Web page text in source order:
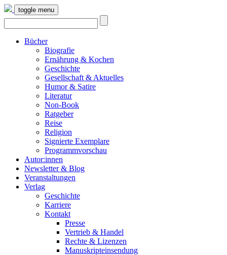
toggle menu
Bücher
Biografie
Ernährung & Kochen
Geschichte
Gesellschaft & Aktuelles
Humor & Satire
Literatur
Non-Book
Ratgeber
Reise
Religion
Signierte Exemplare
Programmvorschau
Autor:innen
Newsletter & Blog
Veranstaltungen
Verlag
Geschichte
Karriere
Kontakt
Presse
Vertrieb & Handel
Rechte & Lizenzen
Manuskripteinsendung